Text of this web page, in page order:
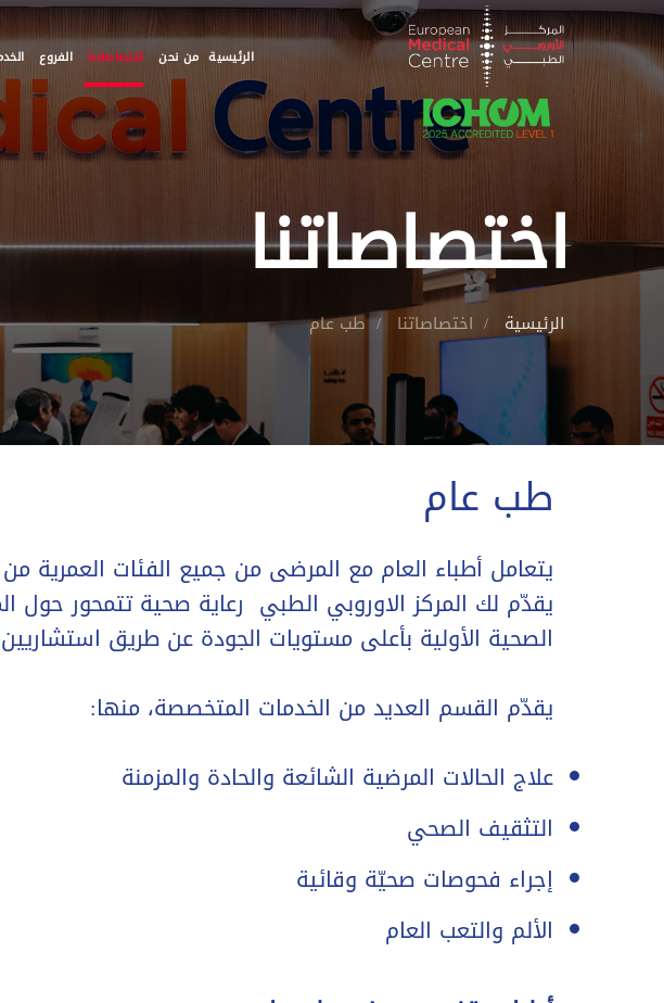
الرئيسية من نحن اختصاصاتنا الفروع
اختصاصاتنا
الرئيسية اختصاصاتنا طب عام
طب عام
يتعامل أطباء العام مع المرضى من جميع الفئات
يقدّم لك المركز الاوروبي الطبي رعاية صحية تتمحور حول
الصحية الأولية بأعلى مستويات الجودة عن طريق
يقدّم القسم العديد من الخدمات المتخصصة، منها:
علاج الحالات المرضية الشائعة والحادة والمزمنة
التثقيف الصحي
إجراء فحوصات صحيّة وقائية
الألم والتعب العام